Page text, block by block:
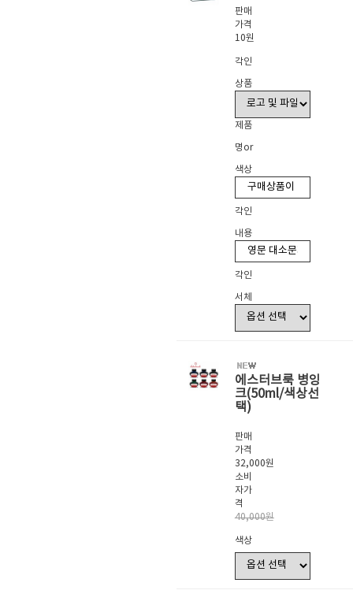
판매
가격
10원
각인
상품
제품
명or
색상
각인
내용
각인
서체
에스터브룩 병잉
크(50ml/색상선
택)
판매
가격
32,000원
소비
자가
격
40,000원
색상